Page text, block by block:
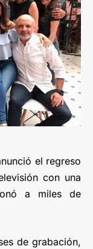
el regreso
con una
a miles de
de grabación,